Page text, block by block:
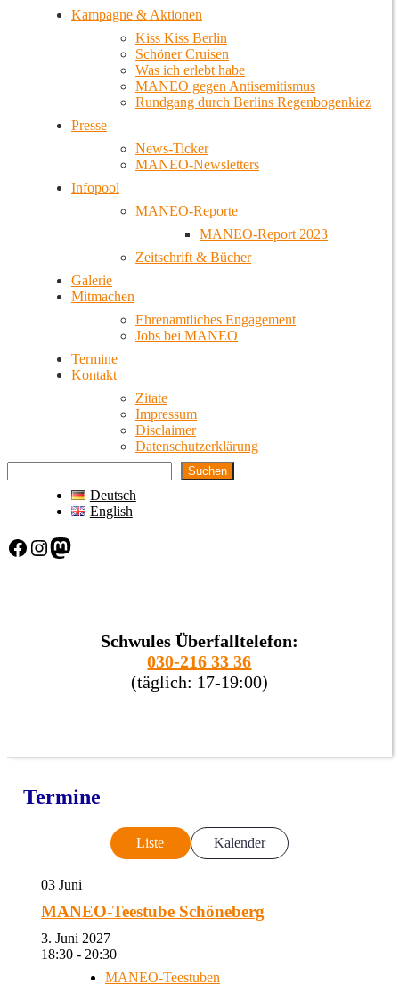
Kampagne & Aktionen
Kiss Kiss Berlin
Schöner Cruisen
Was ich erlebt habe
MANEO gegen Antisemitismus
Rundgang durch Berlins Regenbogenkiez
Presse
News-Ticker
MANEO-Newsletters
Infopool
MANEO-Reporte
MANEO-Report 2023
Zeitschrift & Bücher
Galerie
Mitmachen
Ehrenamtliches Engagement
Jobs bei MANEO
Termine
Kontakt
Zitate
Impressum
Disclaimer
Datenschutzerklärung
Suchen
Deutsch
English
Facebook Instagram Mastodon
Schwules Überfalltelefon:
030-216 33 36
(täglich: 17-19:00)
Termine
Liste Kalender
03 Juni
MANEO-Teestube Schöneberg
3. Juni 2027
18:30 - 20:30
MANEO-Teestuben